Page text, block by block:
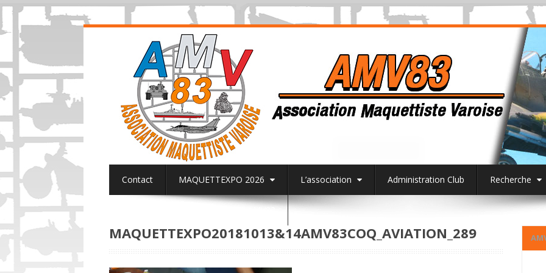
Contact MAQUETTEXPO 2026 L’association Administration Club Recherche
MAQUETTEXPO20181013&14AMV83COQ_AVIATION_289